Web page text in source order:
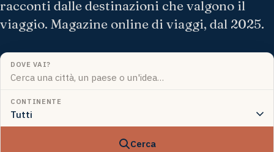
racconti dalle destinazioni che valgono il
viaggio. Magazine online di viaggi, dal 2025.
DOVE VAI?
CONTINENTE
Cerca